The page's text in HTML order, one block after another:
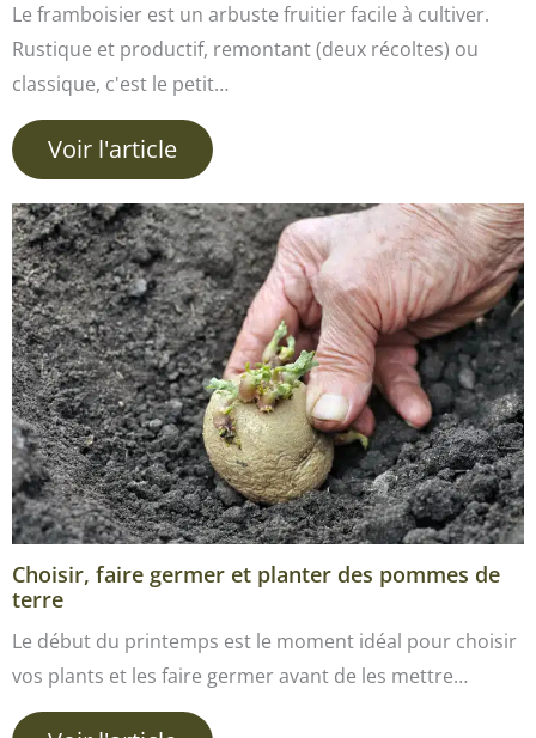
Le framboisier est un arbuste fruitier facile à cultiver.
Rustique et productif, remontant (deux récoltes) ou
classique, c'est le petit…
Voir l'article
Choisir, faire germer et planter des pommes de
terre
Le début du printemps est le moment idéal pour choisir
vos plants et les faire germer avant de les mettre…